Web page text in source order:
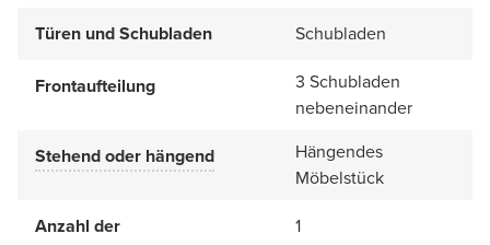
Türen und Schubladen Schubladen
Frontaufteilung
3 Schubladen
nebeneinander
Stehend oder hängend
Hängendes
Möbelstück
Anzahl der
1